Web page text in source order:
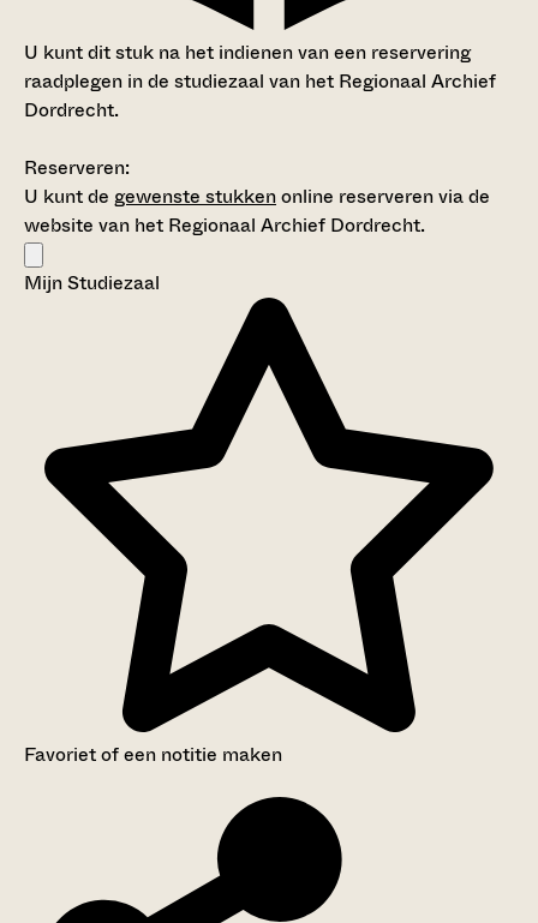
U kunt dit stuk na het indienen van een reservering
raadplegen in de studiezaal van het Regionaal Archief
Dordrecht.
Reserveren:
U kunt de gewenste stukkenonline reserveren via de
website van het Regionaal Archief Dordrecht.
Mijn Studiezaal
Favoriet of een notitie maken